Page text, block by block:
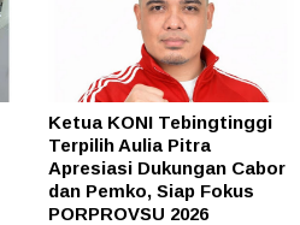
Ketua KONI Tebingtinggi
Terpilih Aulia Pitra
Apresiasi Dukungan Cabor
dan Pemko, Siap Fokus
PORPROVSU 2026